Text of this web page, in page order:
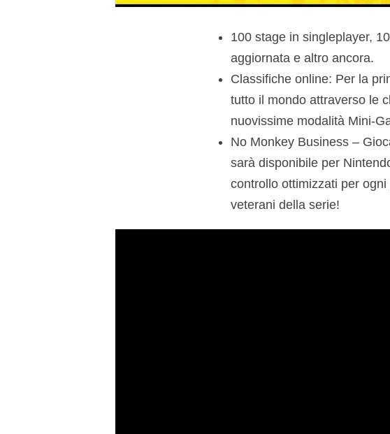
100 stage in singleplayer,
aggiornata e altro ancora.
Classifiche online: Per la
tutto il mondo attraverso le
nuovissime modalità Mini-
No Monkey Business –
sarà disponibile per
controllo ottimizzati per
veterani della serie!